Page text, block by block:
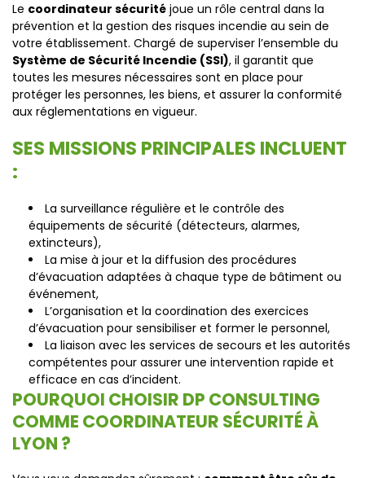
Le coordinateur sécurité joue un rôle central dans la
prévention et la gestion des risques incendie au sein de
votre établissement. Chargé de superviser l’ensemble du
Système de Sécurité Incendie (SSI), il garantit que
toutes les mesures nécessaires sont en place pour
protéger les personnes, les biens, et assurer la conformité
aux réglementations en vigueur.
SES MISSIONS PRINCIPALES INCLUENT
:
La surveillance régulière et le contrôle des
équipements de sécurité (détecteurs, alarmes,
extincteurs),
La mise à jour et la diffusion des procédures
d’évacuation adaptées à chaque type de bâtiment ou
événement,
L’organisation et la coordination des exercices
d’évacuation pour sensibiliser et former le personnel,
La liaison avec les services de secours et les autorités
compétentes pour assurer une intervention rapide et
efficace en cas d’incident.
POURQUOI CHOISIR DP CONSULTING
COMME COORDINATEUR SÉCURITÉ À
LYON ?